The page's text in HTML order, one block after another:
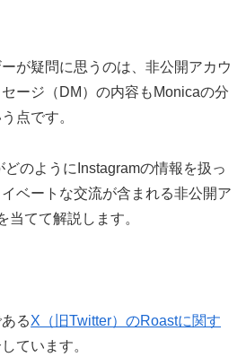
が疑問に思うのは、非公開アカウ
ージ（DM）の内容もMonicaの分
点です。
のようにInstagramの情報を扱っ
ベートな交流が含まれる非公開ア
当てて解説します。
るX（旧Twitter）のRoastに関す
ています。